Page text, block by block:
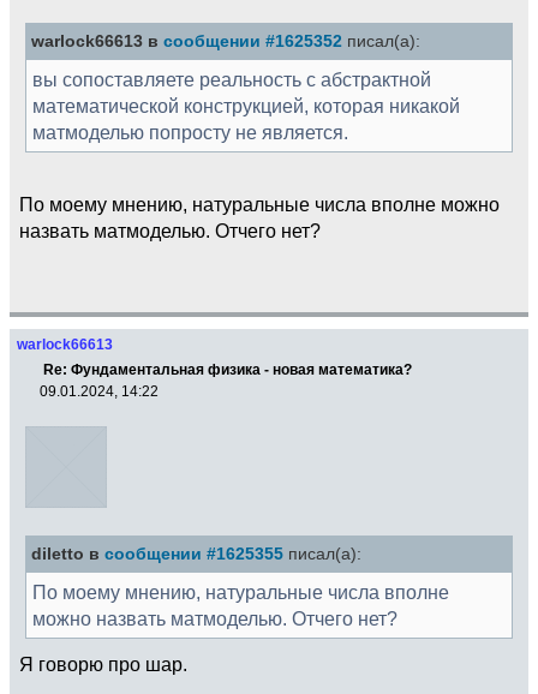
warlock66613 в сообщении #1625352 писал(а):
вы сопоставляете реальность с абстрактной
математической конструкцией, которая никакой
матмоделью попросту не является.
По моему мнению, натуральные числа вполне можно
назвать матмоделью. Отчего нет?
warlock66613
Re: Фундаментальная физика - новая математика?
09.01.2024, 14:22
diletto в сообщении #1625355 писал(а):
По моему мнению, натуральные числа вполне
можно назвать матмоделью. Отчего нет?
Я говорю про шар.